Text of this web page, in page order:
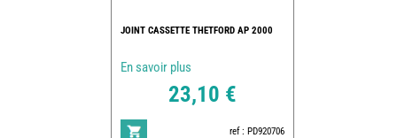
JOINT CASSETTE THETFORD AP 2000
En savoir plus
23,10 €
ref : PD920706